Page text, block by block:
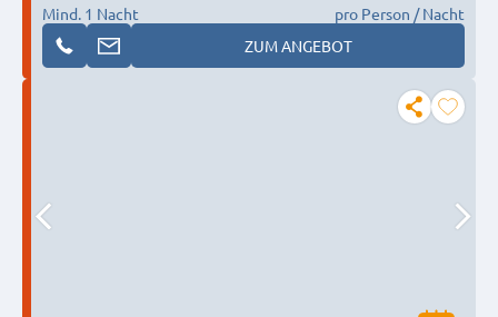
Mind. 1 Nacht
pro Person / Nacht
ZUM ANGEBOT